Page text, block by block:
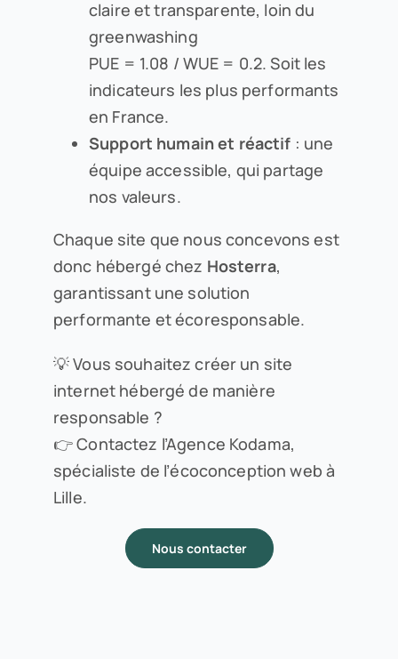
claire et transparente, loin du
greenwashing
PUE = 1.08 / WUE = 0.2. Soit les
indicateurs les plus performants
en France.
Support humain et réactif : une
équipe accessible, qui partage
nos valeurs.
Chaque site que nous concevons est
donc hébergé chez Hosterra,
garantissant une solution
performante et écoresponsable.
💡 Vous souhaitez créer un site
internet hébergé de manière
responsable ?
👉 Contactez l’Agence Kodama,
spécialiste de l’écoconception web à
Lille.
Nous contacter